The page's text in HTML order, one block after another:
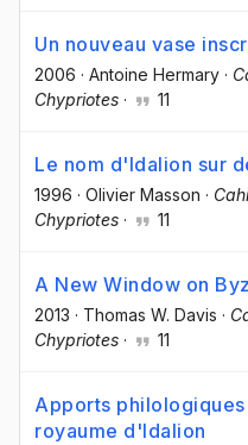
Un nouveau vase
2006 · Antoine Hermary ·
Chypriotes · 11
Le nom d'Idalion sur
1996 · Olivier Masson ·
Chypriotes · 11
A New Window on
2013 · Thomas W. Davis ·
Chypriotes · 11
Apports
royaume d'Idalion